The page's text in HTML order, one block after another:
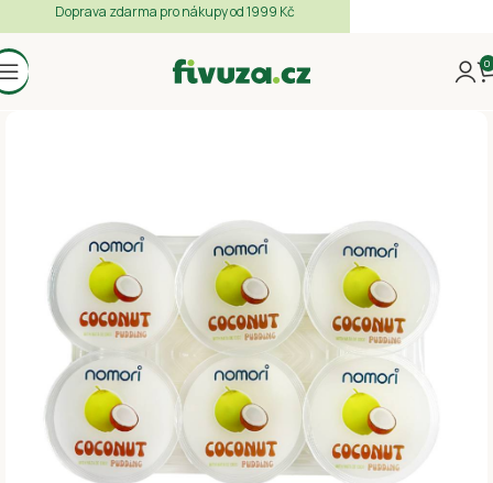
0
Doprava zdarma pro nákupy od 1999 Kč